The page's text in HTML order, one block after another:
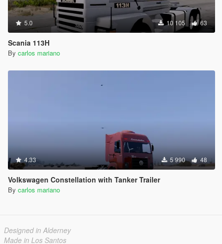
5.0 10 105 63
Scania 113H
By carlos mariano
4.33 5 990 48
Volkswagen Constellation with Tanker Trailer
By carlos mariano
Designed in Alderney
Made in Los Santos